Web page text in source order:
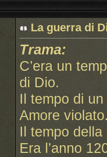
La guerra di
Trama:
C’era un
di Dio.
Il tempo di
Amore
Il tempo
Era l’anno